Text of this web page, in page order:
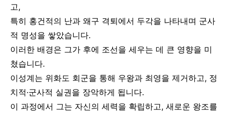
고,
특히 홍건적의 난과 왜구 격퇴에서 두각을 나타내며 군사
적 명성을 쌓았습니다.
이러한 배경은 그가 후에 조선을 세우는 데 큰 영향을 미
쳤습니다.
이성계는 위화도 회군을 통해 우왕과 최영을 제거하고, 정
치적·군사적 실권을 장악하게 됩니다.
이 과정에서 그는 자신의 세력을 확립하고, 새로운 왕조를